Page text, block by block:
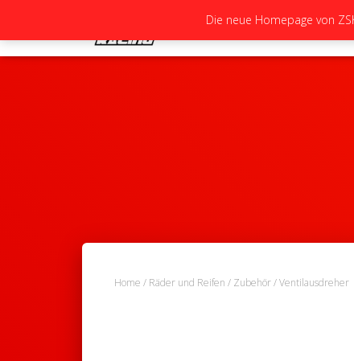
Home / Räder und Reifen / Zubehör/ Ventilausdreher
Die neue Homepage von